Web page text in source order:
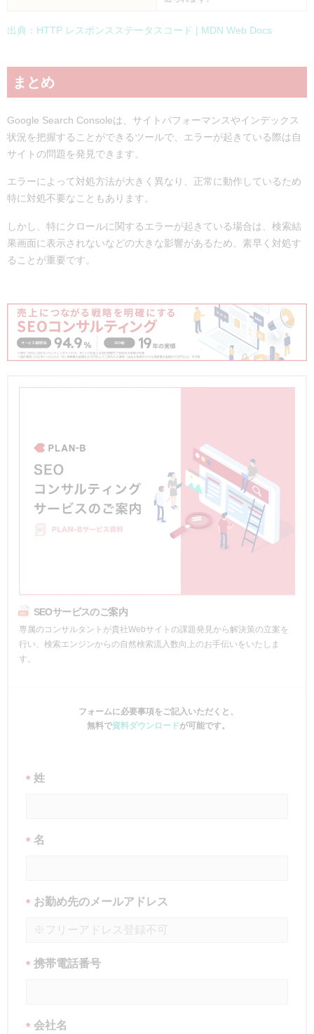
出典：HTTP レスポンスステータスコード | MDN Web Docs
まとめ
Google Search Consoleは、サイトパフォーマンスやインデックス
状況を把握することができるツールで、エラーが起きている際は自
サイトの問題を発見できます。
エラーによって対処方法が大きく異なり、正常に動作しているため
特に対処不要なこともあります。
しかし、特にクロールに関するエラーが起きている場合は、検索結
果画面に表示されないなどの大きな影響があるため、素早く対処す
ることが重要です。
SEOサービスのご案内
専属のコンサルタントが貴社Webサイトの課題発見から解決策の立案を
行い、検索エンジンからの自然検索流入数向上のお手伝いをいたしま
す。
フォームに必要事項をご記入いただくと、
無料で資料ダウンロードが可能です。
* 姓
* 名
* お勤め先のメールアドレス
* 携帯電話番号
* 会社名